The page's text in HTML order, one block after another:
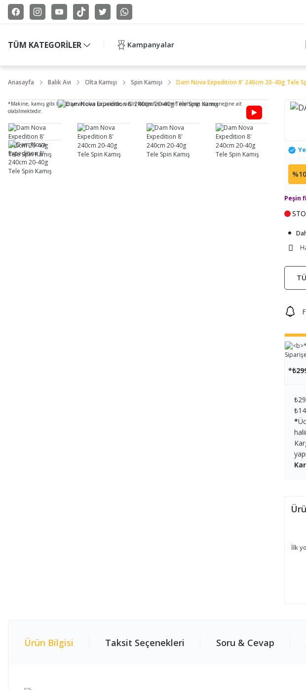
TÜM KATEGORİLER Kampanyalar
Anasayfa Balık Avı Olta Kamışı Spin Kamışı Dam Nova Expedition 8' 240cm 20-40g Tele
*Makine, kamış gibi bir seriye ait olan ürünlerde, ürün fotoğrafı o serinin herhangi bir seçeneğine ait
olabilmektedir.
%10
Peşin
*
İlk
Ürün Bilgisi Taksit Seçenekleri Soru & Cevap